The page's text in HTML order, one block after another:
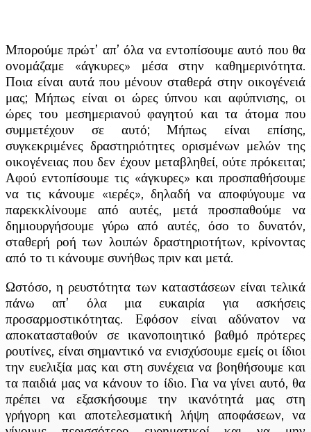
Μπορούμε πρώτ’ απ’ όλα να εντοπίσουμε αυτό που θα
ονομάζαμε «άγκυρες» μέσα στην καθημερινότητα.
Ποια είναι αυτά που μένουν σταθερά στην οικογένειά
μας; Μήπως είναι οι ώρες ύπνου και αφύπνισης, οι
ώρες του μεσημεριανού φαγητού και τα άτομα που
συμμετέχουν σε αυτό; Μήπως είναι επίσης,
συγκεκριμένες δραστηριότητες ορισμένων μελών της
οικογένειας που δεν έχουν μεταβληθεί, ούτε πρόκειται;
Αφού εντοπίσουμε τις «άγκυρες» και προσπαθήσουμε
να τις κάνουμε «ιερές», δηλαδή να αποφύγουμε να
παρεκκλίνουμε από αυτές, μετά προσπαθούμε να
δημιουργήσουμε γύρω από αυτές, όσο το δυνατόν,
σταθερή ροή των λοιπών δραστηριοτήτων, κρίνοντας
από το τι κάνουμε συνήθως πριν και μετά.
Ωστόσο, η ρευστότητα των καταστάσεων είναι τελικά
πάνω απ’ όλα μια ευκαιρία για ασκήσεις
προσαρμοστικότητας. Εφόσον είναι αδύνατον να
αποκατασταθούν σε ικανοποιητικό βαθμό πρότερες
ρουτίνες, είναι σημαντικό να ενισχύσουμε εμείς οι ίδιοι
την ευελιξία μας και στη συνέχεια να βοηθήσουμε και
τα παιδιά μας να κάνουν το ίδιο. Για να γίνει αυτό, θα
πρέπει να εξασκήσουμε την ικανότητά μας στη
γρήγορη και αποτελεσματική λήψη αποφάσεων, να